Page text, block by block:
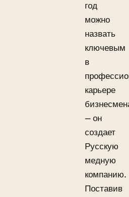
год
можно
назвать
ключевым
в
карьере
— он
создает
Русскую
медную
компанию.
Поставив